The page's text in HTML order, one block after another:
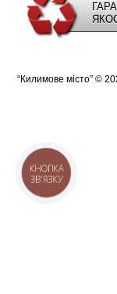
“Килимове місто” ©
КНОПКА
ЗВ'ЯЗКУ